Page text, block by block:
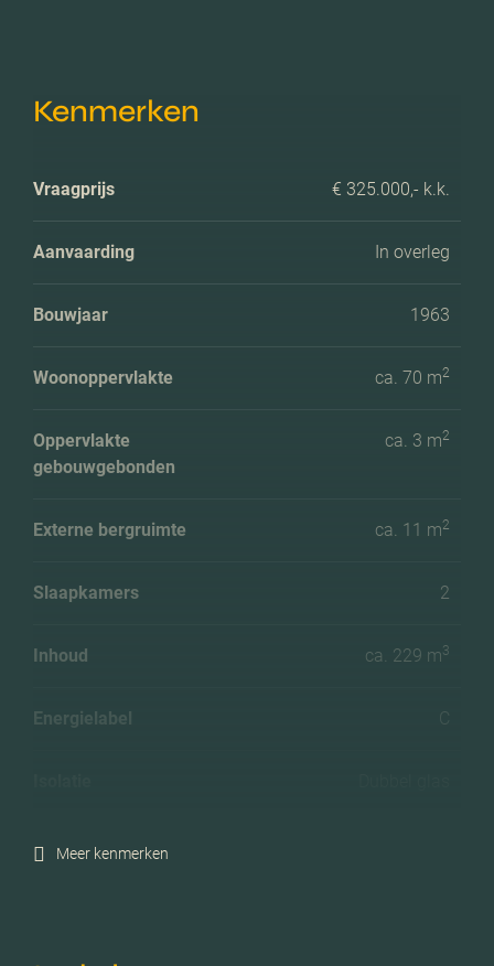
Kenmerken
Vraagprijs € 325.000,- k.k.
Aanvaarding In overleg
Bouwjaar 1963
Woonoppervlakte ca. 70 m2
Oppervlakte
gebouwgebonden
ca. 3 m2
Externe bergruimte ca. 11 m2
Slaapkamers 2
Inhoud ca. 229 m3
Energielabel C
Verwarming
Meer kenmerken